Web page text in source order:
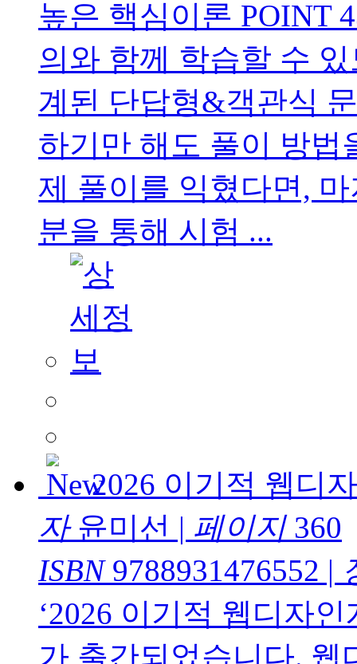
높은 핵심이론 POINT
의와 함께 학습할 수
계된 단답형&객관식
하기만 해도 풀이 방법
제 풀이를 익혔다면,
분을 통해 시험 ...
2026 이기적 웹디
자윤미선 | 페이지360
ISBN9788931476552 |
‘2026 이기적 웹디자
가 출간되었습니다.